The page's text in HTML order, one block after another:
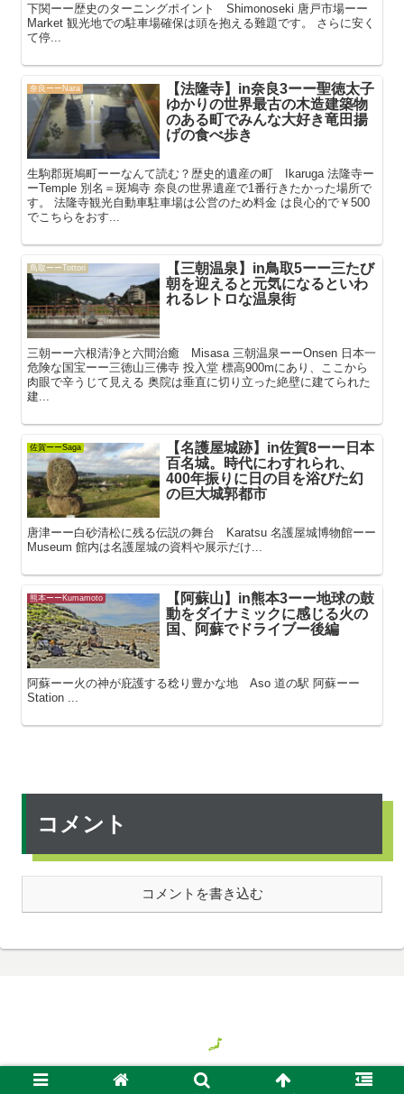
下関ーー歴史のターニングポイント Shimonoseki 唐戸市場ーー
Market 観光地での駐車場確保は頭を抱える難題です。 さらに安く
て停...
奈良ーーNara
【法隆寺】in奈良3ーー聖徳太子
ゆかりの世界最古の木造建築物
のある町でみんな大好き竜田揚
げの食べ歩き
生駒郡斑鳩町ーーなんて読む？歴史的遺産の町 Ikaruga 法隆寺ー
ーTemple 別名＝斑鳩寺 奈良の世界遺産で1番行きたかった場所で
す。 法隆寺観光自動車駐車場は公営のため料金 は良心的で￥500
でこちらをおす...
鳥取ーーTottori
【三朝温泉】in鳥取5ーー三たび
朝を迎えると元気になるといわ
れるレトロな温泉街
三朝ーー六根清浄と六間治癒 Misasa 三朝温泉ーーOnsen 日本一
危険な国宝ーー三徳山三佛寺 投入堂 標高900mにあり、ここから
肉眼で辛うじて見える 奥院は垂直に切り立った絶壁に建てられた
建...
佐賀ーーSaga
【名護屋城跡】in佐賀8ーー日本
百名城。時代にわすれられ、
400年振りに日の目を浴びた幻
の巨大城郭都市
唐津ーー白砂清松に残る伝説の舞台 Karatsu 名護屋城博物館ーー
Museum 館内は名護屋城の資料や展示だけ...
熊本ーーKumamoto
【阿蘇山】in熊本3ーー地球の鼓
動をダイナミックに感じる火の
国、阿蘇でドライブー後編
阿蘇ーー火の神が庇護する稔り豊かな地 Aso 道の駅 阿蘇ーー
Station ...
コメント
コメントを書き込む
© 2018 気ままに旅する日本、時々バイト.